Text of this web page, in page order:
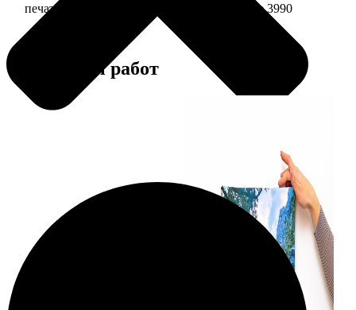
печать фото на холсте 40х40 на подрамнике 3990
Примеры работ